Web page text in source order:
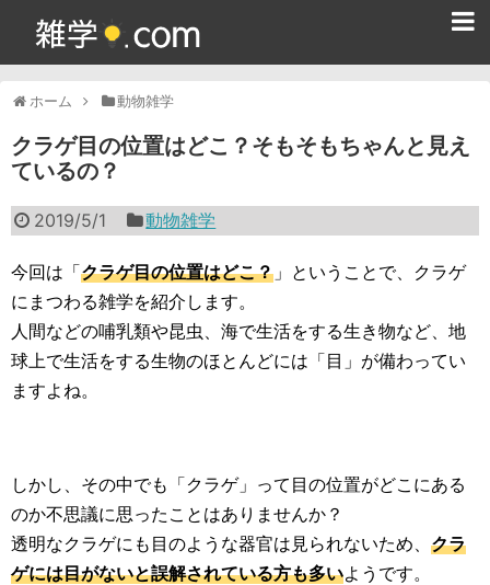
ホーム 動物雑学
クラゲ目の位置はどこ？そもそもちゃんと見え
ているの？
2019/5/1 動物雑学
今回は「クラゲ目の位置はどこ？ 」ということで、クラゲ
にまつわる雑学を紹介します。
人間などの哺乳類や昆虫、海で生活をする生き物など、地
球上で生活をする生物のほとんどには「目」が備わってい
ますよね。
しかし、その中でも「クラゲ」って目の位置がどこにある
のか不思議に思ったことはありませんか？
透明なクラゲにも目のような器官は見られないため、 クラ
ゲには目がないと誤解されている方も多いようです。
365日雑学カレンダー
面白い雑学
ためになる雑学
スポーツ雑学
食べ物雑学
生活雑学
サイト情報